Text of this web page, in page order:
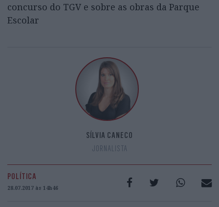
concurso do TGV e sobre as obras da Parque
Escolar
SÍLVIA CANECO
JORNALISTA
POLÍTICA
28.07.2017 às 14h46